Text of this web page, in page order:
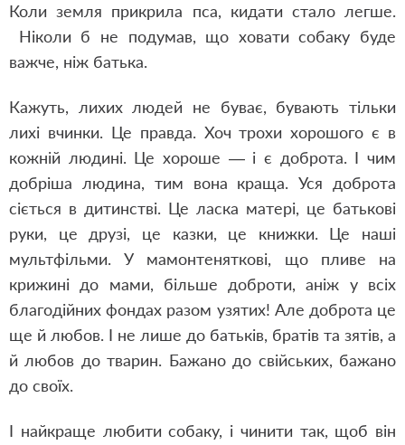
Коли земля прикрила пса, кидати стало легше.
Ніколи б не подумав, що ховати собаку буде
важче, ніж батька.
Кажуть, лихих людей не буває, бувають тільки
лихі вчинки. Це правда. Хоч трохи хорошого є в
кожній людині. Це хороше — і є доброта. І чим
добріша людина, тим вона краща. Уся доброта
сіється в дитинстві. Це ласка матері, це батькові
руки, це друзі, це казки, це книжки. Це наші
мультфільми. У мамонтеняткові, що пливе на
крижині до мами, більше доброти, аніж у всіх
благодійних фондах разом узятих! Але доброта це
ще й любов. І не лише до батьків, братів та зятів, а
й любов до тварин. Бажано до свійських, бажано
до своїх.
І найкраще любити собаку, і чинити так, щоб він